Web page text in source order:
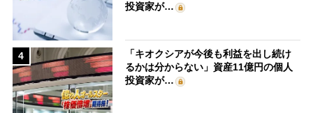
投資家が…
4
「キオクシアが今後も利益を出し続け
るかは分からない」資産11億円の個人
投資家が…